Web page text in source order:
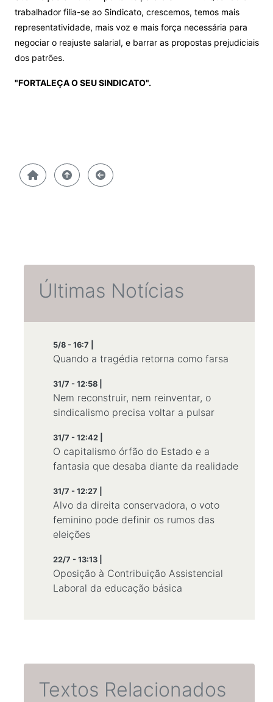
trabalhador filia-se ao Sindicato, crescemos, temos mais
representatividade, mais voz e mais força necessária para
negociar o reajuste salarial, e barrar as propostas prejudiciais
dos patrões.
"FORTALEÇA O SEU SINDICATO".
Últimas Notícias
5/8 - 16:7 |
Quando a tragédia retorna como farsa
31/7 - 12:58 |
Nem reconstruir, nem reinventar, o
sindicalismo precisa voltar a pulsar
31/7 - 12:42 |
O capitalismo órfão do Estado e a
fantasia que desaba diante da realidade
31/7 - 12:27 |
Alvo da direita conservadora, o voto
feminino pode definir os rumos das
eleições
22/7 - 13:13 |
Oposição à Contribuição Assistencial
Laboral da educação básica
Textos Relacionados